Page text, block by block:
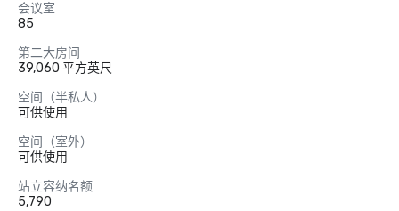
会议室
85
第二大房间
39,060 平方英尺
空间（半私人）
可供使用
空间（室外）
可供使用
站立容纳名额
5,790